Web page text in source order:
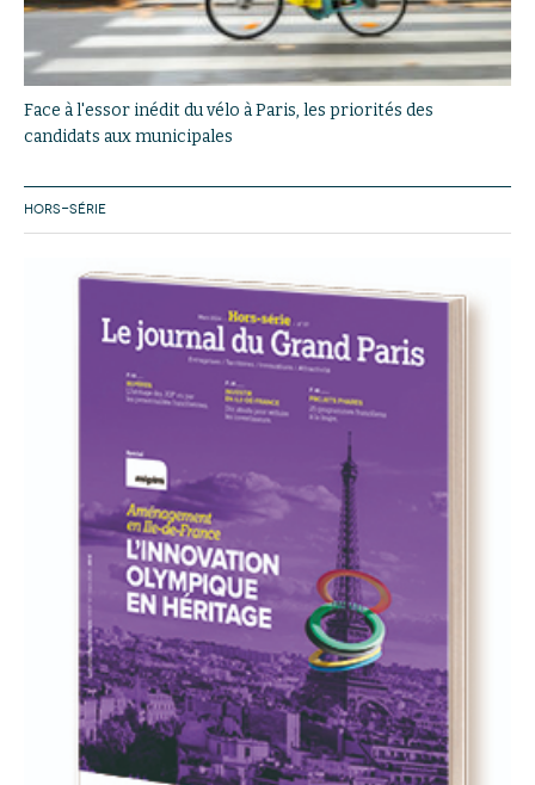
Face à l'essor inédit du vélo à Paris, les priorités des
candidats aux municipales
HORS-SÉRIE